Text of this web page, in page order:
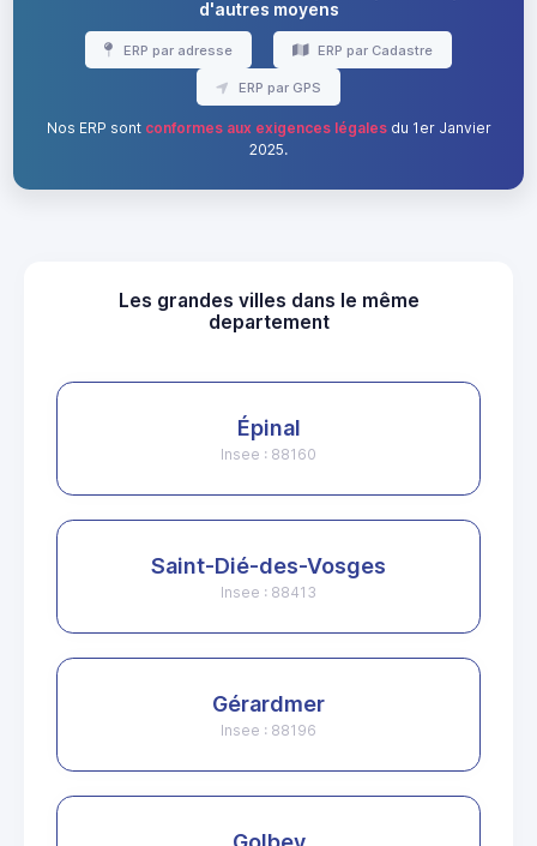
d'autres moyens
ERP par adresse ERP par Cadastre
ERP par GPS
Nos ERP sont conformes aux exigences légalesdu 1er Janvier
2025.
Les grandes villes dans le même
departement
Épinal
Insee : 88160
Saint-Dié-des-Vosges
Insee : 88413
Gérardmer
Insee : 88196